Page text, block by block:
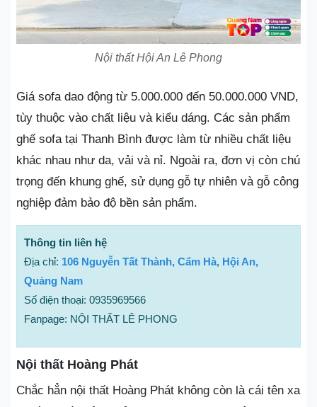
Nội thất Hội An Lê Phong
Giá sofa dao động từ 5.000.000 đến 50.000.000 VND,
tùy thuộc vào chất liệu và kiểu dáng. Các sản phẩm
ghế sofa tại Thanh Bình được làm từ nhiều chất liệu
khác nhau như da, vải và nỉ. Ngoài ra, đơn vị còn chú
trọng đến khung ghế, sử dụng gỗ tự nhiên và gỗ công
nghiệp đảm bảo độ bền sản phẩm.
Thông tin liên hệ
Địa chỉ: 106 Nguyễn Tất Thành, Cẩm Hà, Hội An,
Quảng Nam
Số điện thoại: 0935969566
Fanpage: NỘI THẤT LÊ PHONG
Nội thất Hoàng Phát
Chắc hẳn nội thất Hoàng Phát không còn là cái tên xa